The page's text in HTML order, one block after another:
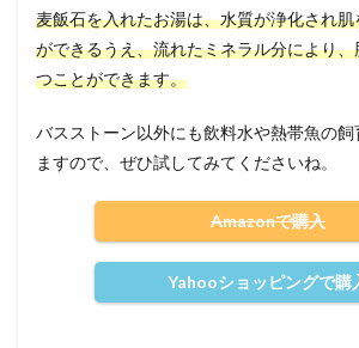
麦飯石を入れたお湯は、水質が浄化され
ができるうえ、流れたミネラル分により
つことができます。
バスストーン以外にも飲料水や熱帯魚の飼
ますので、ぜひ試してみてくださいね。
Amazonで購入
Yahooショッピングで購